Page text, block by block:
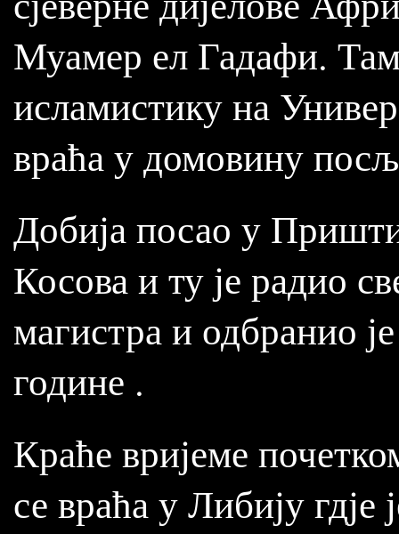
Муамер ел Гадафи.
исламистику на
враћа у домовину
Добија посао у
Косова и ту је радио
магистра и одбранио
године .
Краће вријеме
се враћа у Либију